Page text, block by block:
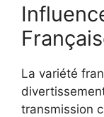
La variété
transmission